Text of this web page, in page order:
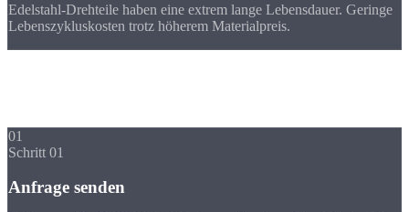
Edelstahl-Drehteile haben eine extrem lange Lebensdauer. Geringe
Lebenszykluskosten trotz höherem Materialpreis.
01
Schritt 01
Anfrage senden